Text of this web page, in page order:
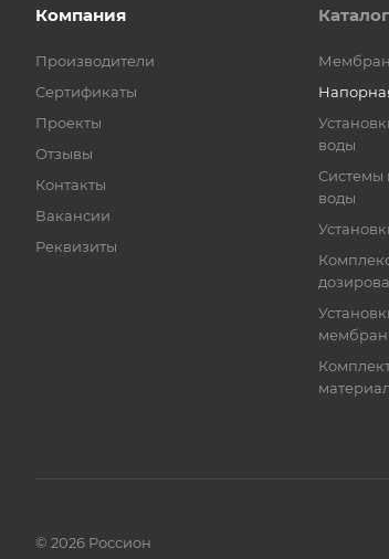
Компания
Производители
Сертификаты
Проекты
Отзывы
Контакты
Вакансии
Реквизиты
Каталог
воды
Системы
воды
мембран
© 2026 Россион